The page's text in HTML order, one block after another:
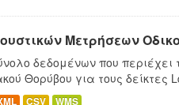
Μετρήσεων
δεδομένων που περιέχει
Θορύβου για τους δείκτες
CSV WMS